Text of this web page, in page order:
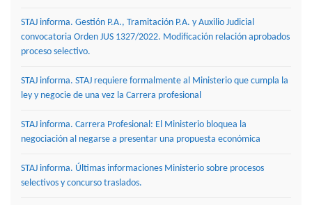
STAJ informa. Gestión P.A., Tramitación P.A. y Auxilio Judicial
convocatoria Orden JUS 1327/2022. Modificación relación aprobados
proceso selectivo.
STAJ informa. STAJ requiere formalmente al Ministerio que cumpla la
ley y negocie de una vez la Carrera profesional
STAJ informa. Carrera Profesional: El Ministerio bloquea la
negociación al negarse a presentar una propuesta económica
STAJ informa. Últimas informaciones Ministerio sobre procesos
selectivos y concurso traslados.